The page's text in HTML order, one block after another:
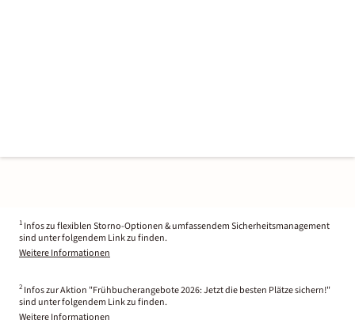
1 Infos zu flexiblen Storno-Optionen & umfassendem Sicherheitsmanagement
sind unter folgendem Link zu finden.
Weitere Informationen
2 Infos zur Aktion "Frühbucherangebote 2026: Jetzt die besten Plätze sichern!"
sind unter folgendem Link zu finden.
Weitere Informationen